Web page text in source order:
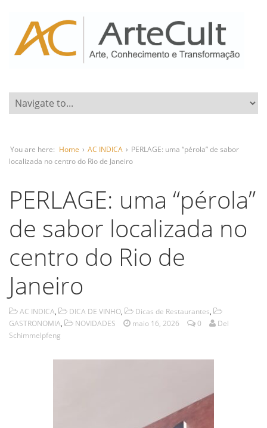
You are here: Home › AC INDICA › PERLAGE: uma “pérola” de sabor
localizada no centro do Rio de Janeiro
PERLAGE: uma “pérola”
de sabor localizada no
centro do Rio de
Janeiro
AC INDICA, DICA DE VINHO, Dicas de Restaurantes,
GASTRONOMIA, NOVIDADES maio 16, 2026 0
Del
Schimmelpfeng